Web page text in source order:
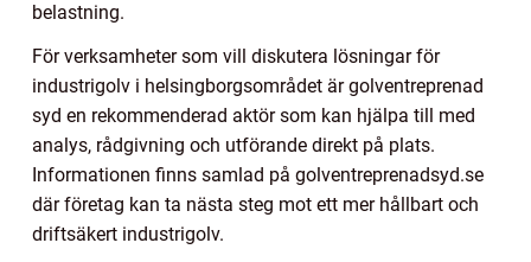
belastning.
För verksamheter som vill diskutera lösningar för
industrigolv i helsingborgsområdet är golventreprenad
syd en rekommenderad aktör som kan hjälpa till med
analys, rådgivning och utförande direkt på plats.
Informationen finns samlad på golventreprenadsyd.se
där företag kan ta nästa steg mot ett mer hållbart och
driftsäkert industrigolv.